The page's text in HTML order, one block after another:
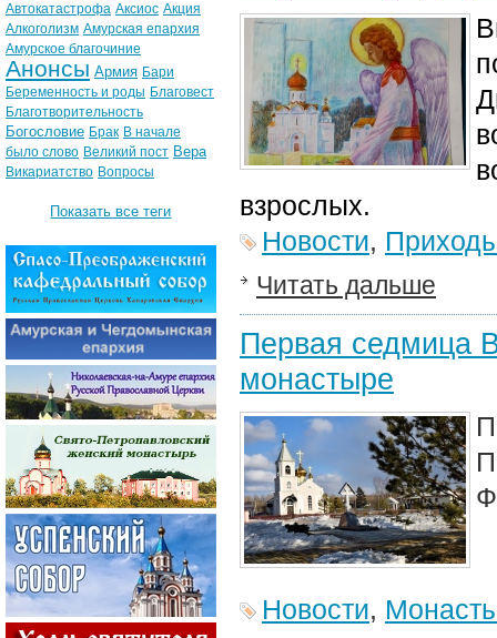
взрослых.
Новости,
Читать дальше
Первая седмица
монастыре
Новости,
Автокатастрофа Аксиос Акция
Алкоголизм Амурская епархия
Амурское благочиние
Анонсы Армия Бари
Беременность и роды Благовест
Благотворительность
Богословие Брак В начале
было слово Великий пост Вера
Викариатство Вопросы
Показать все теги